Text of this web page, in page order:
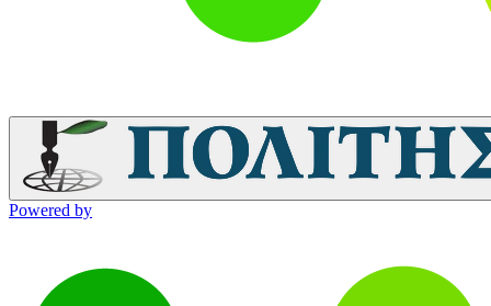
Powered by